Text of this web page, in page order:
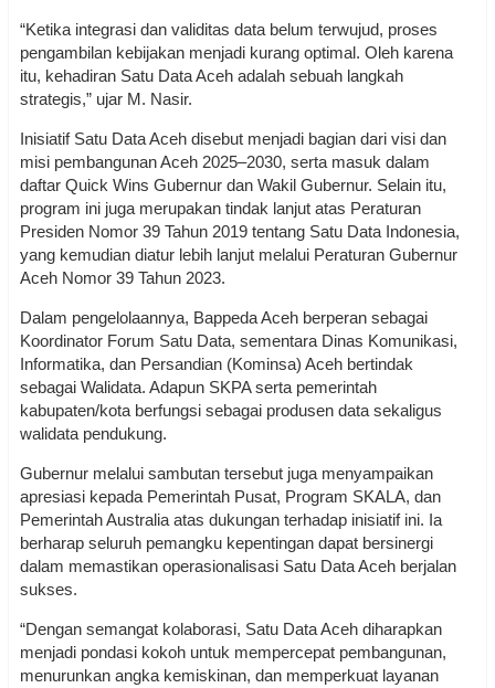
“Ketika integrasi dan validitas data belum terwujud, proses
pengambilan kebijakan menjadi kurang optimal. Oleh karena
itu, kehadiran Satu Data Aceh adalah sebuah langkah
strategis,” ujar M. Nasir.
Inisiatif Satu Data Aceh disebut menjadi bagian dari visi dan
misi pembangunan Aceh 2025–2030, serta masuk dalam
daftar Quick Wins Gubernur dan Wakil Gubernur. Selain itu,
program ini juga merupakan tindak lanjut atas Peraturan
Presiden Nomor 39 Tahun 2019 tentang Satu Data Indonesia,
yang kemudian diatur lebih lanjut melalui Peraturan Gubernur
Aceh Nomor 39 Tahun 2023.
Dalam pengelolaannya, Bappeda Aceh berperan sebagai
Koordinator Forum Satu Data, sementara Dinas Komunikasi,
Informatika, dan Persandian (Kominsa) Aceh bertindak
sebagai Walidata. Adapun SKPA serta pemerintah
kabupaten/kota berfungsi sebagai produsen data sekaligus
walidata pendukung.
Gubernur melalui sambutan tersebut juga menyampaikan
apresiasi kepada Pemerintah Pusat, Program SKALA, dan
Pemerintah Australia atas dukungan terhadap inisiatif ini. Ia
berharap seluruh pemangku kepentingan dapat bersinergi
dalam memastikan operasionalisasi Satu Data Aceh berjalan
sukses.
“Dengan semangat kolaborasi, Satu Data Aceh diharapkan
menjadi pondasi kokoh untuk mempercepat pembangunan,
menurunkan angka kemiskinan, dan memperkuat layanan